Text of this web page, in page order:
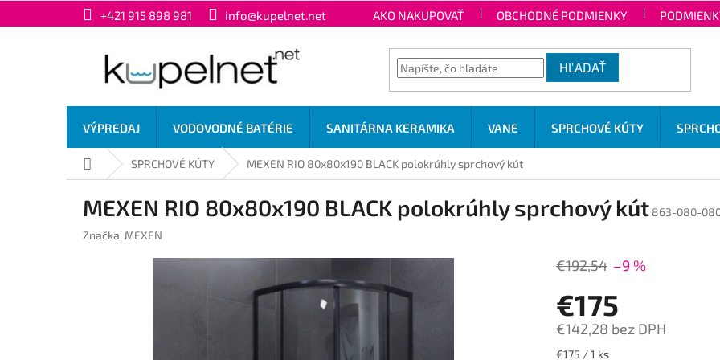
+421 915 898 981 info@kupelnet.net AKO NAKUPOVAŤ OBCHODNÉ PODMIENKY
HĽADAŤ
VÝPREDAJ VODOVODNÉ BATÉRIE SANITÁRNA KERAMIKA VANE SPRCHOVÉ KÚTY
DomovSPRCHOVÉ KÚTY MEXEN RIO 80x80x190 BLACK polokrúhly sprchový kút
MEXEN RIO 80x80x190 BLACK polokrúhly sprchový kút 863-080-
Značka: MEXEN
€192,54 –9 %
€175
€142,28 bez DPH
Jednotková
€175 / 1 ks